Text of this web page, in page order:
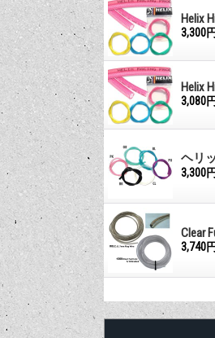
Helix
3,300円
Helix
3,080円
ヘリ
3,300円
Clear
3,740円